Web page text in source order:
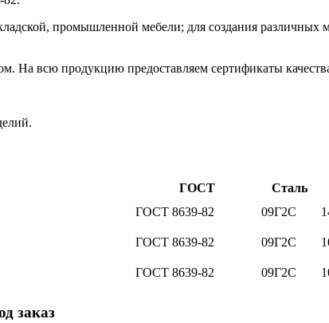
промышленной мебели; для создания различных
На всю продукцию предоставляем сертификаты
ГОСТ Сталь
ГОСТ 8639-82 09Г2С
ГОСТ 8639-82 09Г2С
ГОСТ 8639-82 09Г2С
заказ